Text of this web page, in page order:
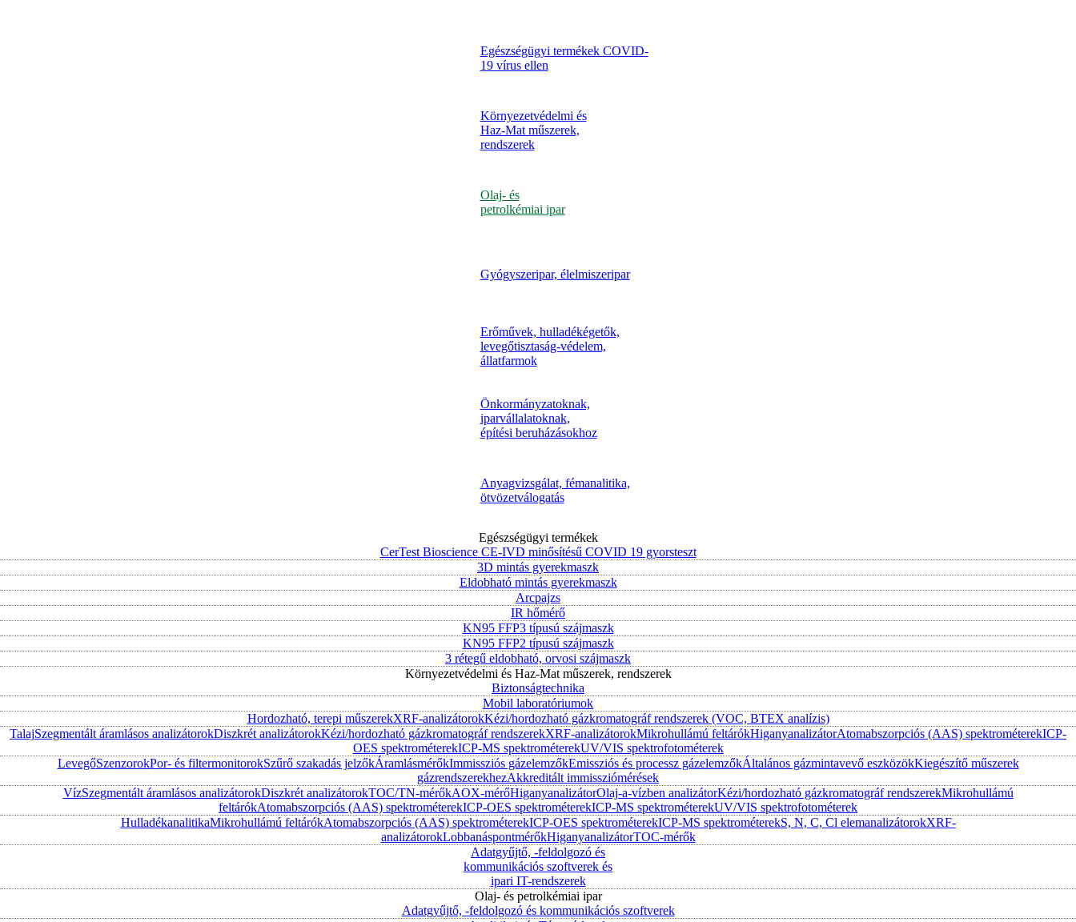
Egészségügyi termékek COVID-
19 vírus ellen
Környezetvédelmi és
Haz-Mat műszerek,
rendszerek
Olaj- és
petrolkémiai ipar
Gyógyszeripar, élelmiszeripar
Erőművek, hulladékégetők,
levegőtisztaság-védelem,
állatfarmok
Önkormányzatoknak,
iparvállalatoknak,
építési beruházásokhoz
Anyagvizsgálat, fémanalitika,
ötvözetválogatás
Egészségügyi termékek
CerTest Bioscience CE-IVD minősítésű COVID 19 gyorsteszt
3D mintás gyerekmaszk
Eldobható mintás gyerekmaszk
Arcpajzs
IR hőmérő
KN95 FFP3 típusú szájmaszk
KN95 FFP2 típusú szájmaszk
3 rétegű eldobható, orvosi szájmaszk
Környezetvédelmi és Haz-Mat műszerek, rendszerek
Biztonságtechnika
Mobil laboratóriumok
Hordozható, terepi műszerekXRF-analizátorokKézi/hordozható gázkromatográf rendszerek (VOC, BTEX analízis)
TalajSzegmentált áramlásos analizátorokDiszkrét analizátorokKézi/hordozható gázkromatográf rendszerekXRF-analizátorokMikrohullámú feltárókHiganyanalizátorAtomabszorpciós (AAS) spektrométerekICP-
OES spektrométerekICP-MS spektrométerekUV/VIS spektrofotométerek
LevegőSzenzorokPor- és filtermonitorokSzűrő szakadás jelzőkÁramlásmérőkImmissziós gázelemzőkEmissziós és processz gázelemzőkÁltalános gázmintavevő eszközökKiegészítő műszerek
gázrendszerekhezAkkreditált immissziómérések
VízSzegmentált áramlásos analizátorokDiszkrét analizátorokTOC/TN-mérőkAOX-mérőHiganyanalizátorOlaj-a-vízben analizátorKézi/hordozható gázkromatográf rendszerekMikrohullámú
feltárókAtomabszorpciós (AAS) spektrométerekICP-OES spektrométerekICP-MS spektrométerekUV/VIS spektrofotométerek
HulladékanalitikaMikrohullámú feltárókAtomabszorpciós (AAS) spektrométerekICP-OES spektrométerekICP-MS spektrométerekS, N, C, Cl elemanalizátorokXRF-
analizátorokLobbanáspontmérőkHiganyanalizátorTOC-mérők
Adatgyűjtő, -feldolgozó és
kommunikációs szoftverek és
ipari IT-rendszerek
Olaj- és petrolkémiai ipar
Adatgyűjtő, -feldolgozó és kommunikációs szoftverek